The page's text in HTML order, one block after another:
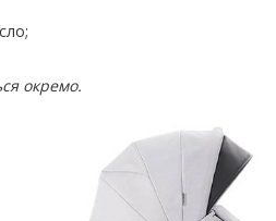
окремо.